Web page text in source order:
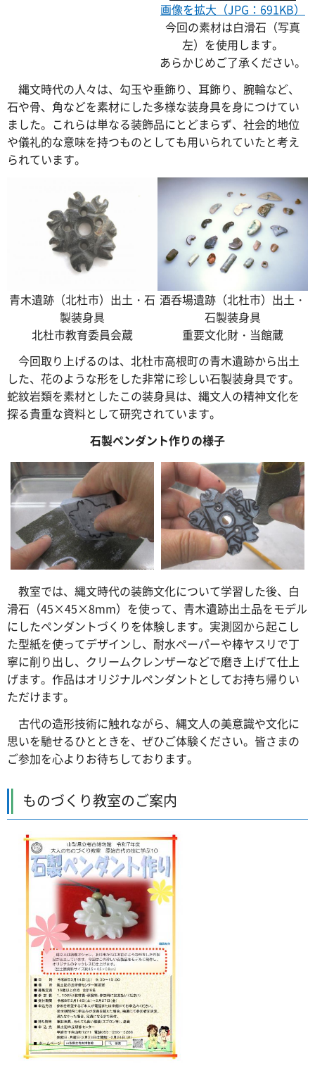
画像を拡大（JPG：691KB）
今回の素材は白滑石（写真
左）を使用します。
あらかじめご了承ください。
縄文時代の人々は、勾玉や垂飾り、耳飾り、腕輪など、
石や骨、角などを素材にした多様な装身具を身につけてい
ました。これらは単なる装飾品にとどまらず、社会的地位
や儀礼的な意味を持つものとしても用いられていたと考え
られています。
青木遺跡（北杜市）出土・石
製装身具
北杜市教育委員会蔵
酒呑場遺跡（北杜市）出土・
石製装身具
重要文化財・当館蔵
今回取り上げるのは、北杜市高根町の青木遺跡から出土
した、花のような形をした非常に珍しい石製装身具です。
蛇紋岩類を素材としたこの装身具は、縄文人の精神文化を
探る貴重な資料として研究されています。
石製ペンダント作りの様子
教室では、縄文時代の装飾文化について学習した後、白
滑石（45×45×8mm）を使って、青木遺跡出土品をモデル
にしたペンダントづくりを体験します。実測図から起こし
た型紙を使ってデザインし、耐水ペーパーや棒ヤスリで丁
寧に削り出し、クリームクレンザーなどで磨き上げて仕上
げます。作品はオリジナルペンダントとしてお持ち帰りい
ただけます。
古代の造形技術に触れながら、縄文人の美意識や文化に
思いを馳せるひとときを、ぜひご体験ください。皆さまの
ご参加を心よりお待ちしております。
ものづくり教室のご案内